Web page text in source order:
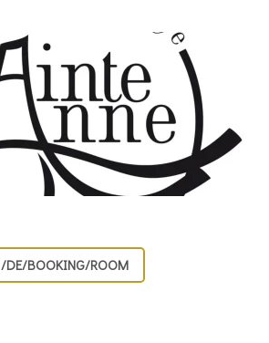
/DE/BOOKING/ROOM